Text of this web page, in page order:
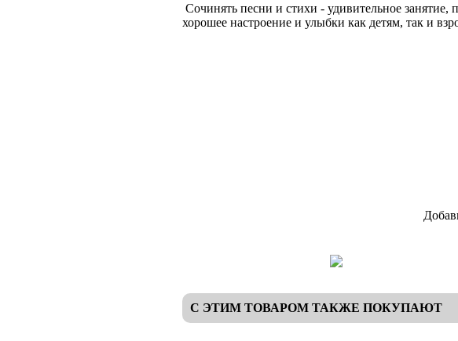
Сочинять песни и стихи - удивительное занятие,
хорошее настроение и улыбки как детям, так и
С ЭТИМ ТОВАРОМ ТАКЖЕ ПОКУПАЮТ